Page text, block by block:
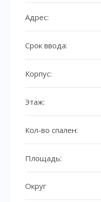
Адрес:
Срок ввода:
Корпус:
Этаж:
Кол-во спален:
Площадь:
Округ